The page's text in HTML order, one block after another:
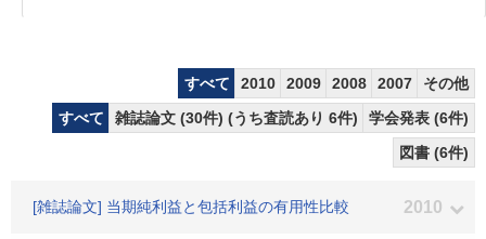
すべて 2010 2009 2008 2007
その他
すべて
雑誌論文 (30件) (うち査読あり 6件)
学会発表 (6件)
図書 (6件)
[雑誌論文] 当期純利益と包括利益の有用性比較 2010